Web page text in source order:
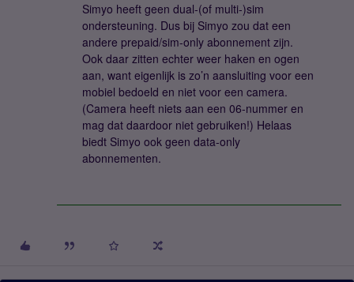
Simyo heeft geen dual-(of multi-)sim
ondersteuning. Dus bij Simyo zou dat een
andere prepaid/sim-only abonnement zijn.
Ook daar zitten echter weer haken en ogen
aan, want eigenlijk is zo’n aansluiting voor een
mobiel bedoeld en niet voor een camera.
(Camera heeft niets aan een 06-nummer en
mag dat daardoor niet gebruiken!) Helaas
biedt Simyo ook geen data-only
abonnementen.